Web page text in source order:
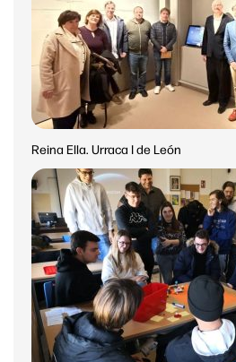
Reina Ella. Urraca I de León